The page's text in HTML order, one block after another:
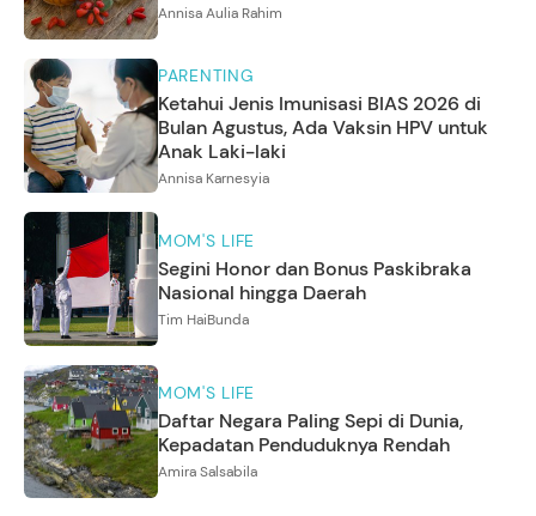
Annisa Aulia Rahim
PARENTING
Ketahui Jenis Imunisasi BIAS 2026 di
Bulan Agustus, Ada Vaksin HPV untuk
Anak Laki-laki
Annisa Karnesyia
MOM'S LIFE
Segini Honor dan Bonus Paskibraka
Nasional hingga Daerah
Tim HaiBunda
MOM'S LIFE
Daftar Negara Paling Sepi di Dunia,
Kepadatan Penduduknya Rendah
Amira Salsabila